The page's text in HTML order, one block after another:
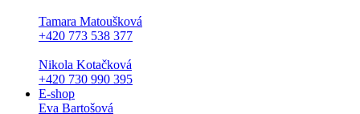
Tamara Matoušková
+420 773 538 377
Nikola Kotačková
+420 730 990 395
E-shop
Eva Bartošová